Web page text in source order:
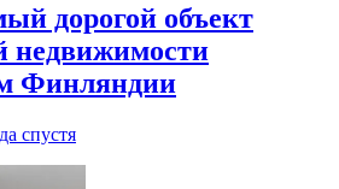
дорогой объект
недвижимости
Финляндии
спустя